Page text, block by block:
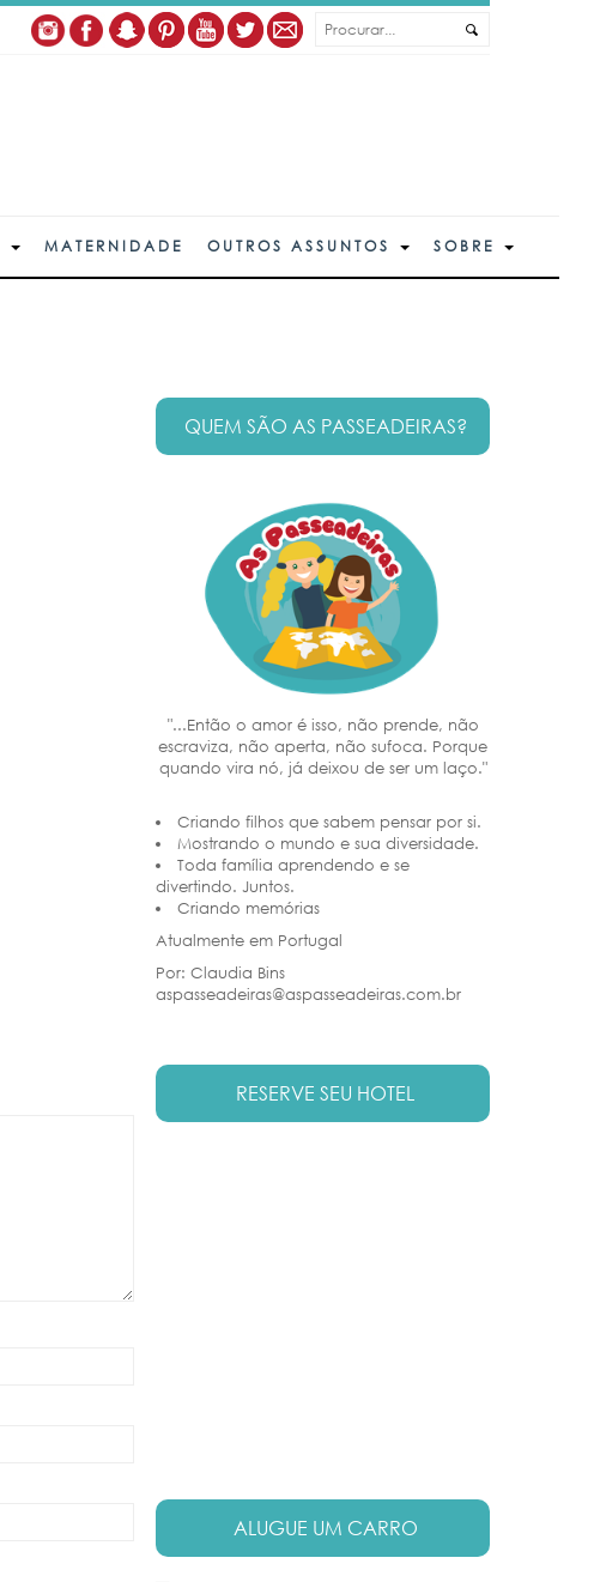
MATERNIDADE OUTROS ASSUNTOS SOBRE
QUEM SÃO AS PASSEADEIRAS?
"...Então o amor é isso, não prende, não
escraviza, não aperta, não sufoca. Porque
quando vira nó, já deixou de ser um laço."
Criando filhos que sabem pensar por si.
Mostrando o mundo e sua diversidade.
Toda família aprendendo e se
divertindo. Juntos.
Criando memórias
Atualmente em Portugal
Por: Claudia Bins
aspasseadeiras@aspasseadeiras.com.br
RESERVE SEU HOTEL
ALUGUE UM CARRO